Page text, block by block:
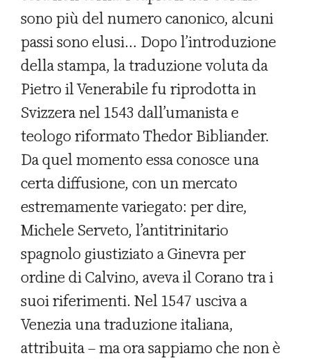
sono più del numero canonico, alcuni
passi sono elusi… Dopo l’introduzione
della stampa, la traduzione voluta da
Pietro il Venerabile fu riprodotta in
Svizzera nel 1543 dall’umanista e
teologo riformato Thedor Bibliander.
Da quel momento essa conosce una
certa diffusione, con un mercato
estremamente variegato: per dire,
Michele Serveto, l’antitrinitario
spagnolo giustiziato a Ginevra per
ordine di Calvino, aveva il Corano tra i
suoi riferimenti. Nel 1547 usciva a
Venezia una traduzione italiana,
attribuita – ma ora sappiamo che non è